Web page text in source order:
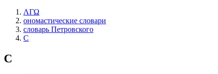
ΛΓΩ
ономастические словари
словарь Петровского
С
С